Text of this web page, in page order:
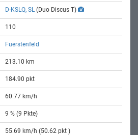
D-KSLQ, SL(Duo Discus T)
110
Fuerstenfeld
213.10 km
184.90 pkt
60.77 km/h
9 % (9 Pkte)
55.69 km/h (50.62 pkt )